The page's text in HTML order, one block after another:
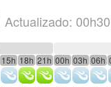
Actualizado: 00h30
15h 18h 21h 00h 03h 06h